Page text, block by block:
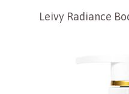
Leivy Radiance